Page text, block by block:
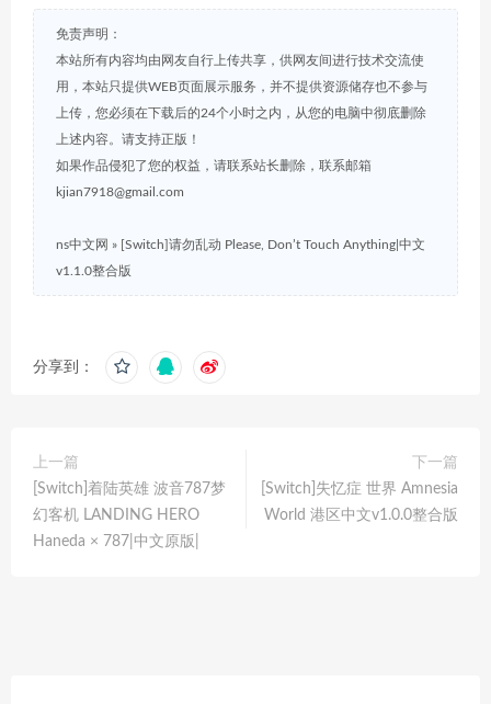
免责声明：
本站所有内容均由网友自行上传共享，供网友间进行技术交流使
用，本站只提供WEB页面展示服务，并不提供资源储存也不参与
上传，您必须在下载后的24个小时之内，从您的电脑中彻底删除
上述内容。请支持正版！
如果作品侵犯了您的权益，请联系站长删除，联系邮箱
kjian7918@gmail.com
ns中文网 » [Switch]请勿乱动 Please, Don’t Touch Anything|中文
v1.1.0整合版
分享到：
上一篇
[Switch]着陆英雄 波音787梦
幻客机 LANDING HERO
Haneda × 787|中文原版|
下一篇
[Switch]失忆症 世界 Amnesia
World 港区中文v1.0.0整合版